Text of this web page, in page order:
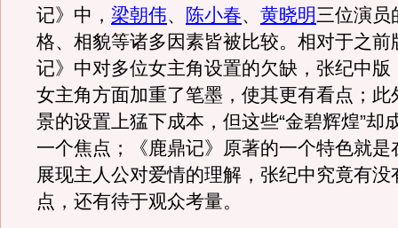
记》中， 梁朝伟、 陈小春、 黄晓明三位演员
格、相貌等诸多因素皆被比较。相对于之前
记》中对多位女主角设置的欠缺，张纪中版
女主角方面加重了笔墨，使其更有看点；此
景的设置上猛下成本，但这些“金碧辉煌”却
一个焦点；《鹿鼎记》原著的一个特色就是
展现主人公对爱情的理解，张纪中究竟有没
点，还有待于观众考量。